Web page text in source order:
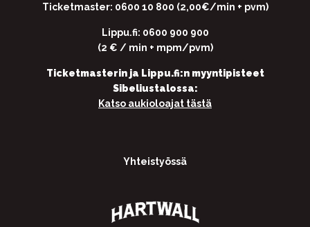
Ticketmaster: 0600 10 800 (2,00€/min + pvm)
Lippu.fi: 0600 900 900
(2 € / min + mpm/pvm)
Ticketmasterin ja Lippu.fi:n myyntipisteet
Sibeliustalossa:
Katso aukioloajat tästä
Yhteistyössä